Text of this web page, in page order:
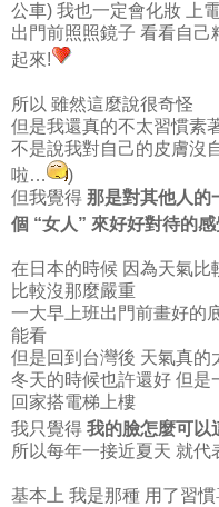
公車) 我也一定會化妝 上
出門前照照鏡子 看看自
起來!
所以 雖然這麼說很奇怪
但是我還真的不太習慣素
不是說我對自己的皮膚沒
啦…
)
但我覺得 那是對其他人的
個 “女人” 來好好對待的
在日本的時候 因為天氣比
比較沒那麼嚴重
一大早上班出門前畫好的
能看
但是回到台灣後 天氣真的
冬天的時候也許還好 但是
回家搭電梯上樓
我只覺得 我的臉怎麼可
所以每年一接近夏天 就
基本上 我是那種 用了習